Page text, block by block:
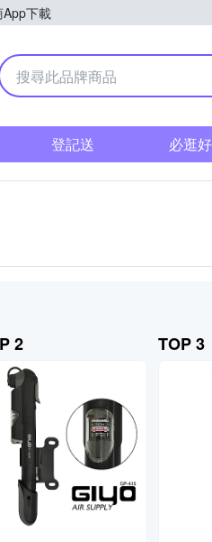
App下載
購物中心
登記送 必逛
2 TOP 3